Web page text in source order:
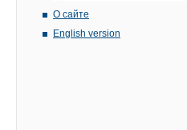
О сайте
English version